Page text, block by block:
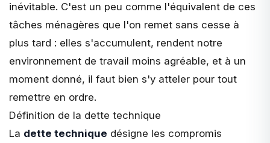
inévitable. C'est un peu comme l'équivalent de ces
tâches ménagères que l'on remet sans cesse à
plus tard : elles s'accumulent, rendent notre
environnement de travail moins agréable, et à un
moment donné, il faut bien s'y atteler pour tout
remettre en ordre.
Définition de la dette technique
La dette technique désigne les compromis